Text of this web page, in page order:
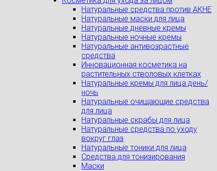
Натуральные средства против АКНЕ
Натуральные маски для лица
Натуральные дневные кремы
Натуральные ночные кремы
Натуральные антивозрастные
средства
Инновационная косметика на
растительных стволовых клетках
Натуральные кремы для лица день/
ночь
Натуральные очищающие средства
для лица
Натуральные скрабы для лица
Натуральные средства по уходу
вокруг глаз
Натуральные тоники для лица
Средства для тонизирования
Маски